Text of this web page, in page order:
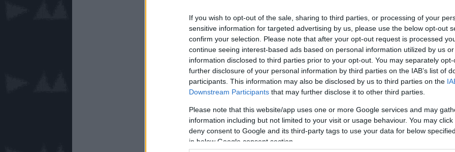
If you wish to opt-out of the sale, sharing to third parties, or processing of your
sensitive information for targeted advertising by us, please use the below opt-out
confirm your selection. Please note that after your opt-out request is processed
continue seeing interest-based ads based on personal information utilized by us
information disclosed to third parties prior to your opt-out. You may separately
further disclosure of your personal information by third parties on the IAB’s list of
participants. This information may also be disclosed by us to third parties on the
Downstream Participants that may further disclose it to other third parties.
Please note that this website/app uses one or more Google services and may
information including but not limited to your visit or usage behaviour. You may
deny consent to Google and its third-party tags to use your data for below
in below Google consent section.
.